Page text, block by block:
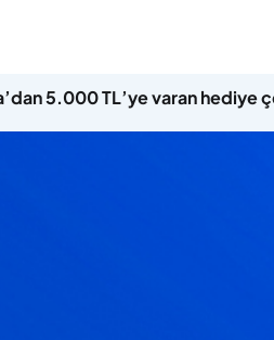
5.000 TL’ye varan hediye